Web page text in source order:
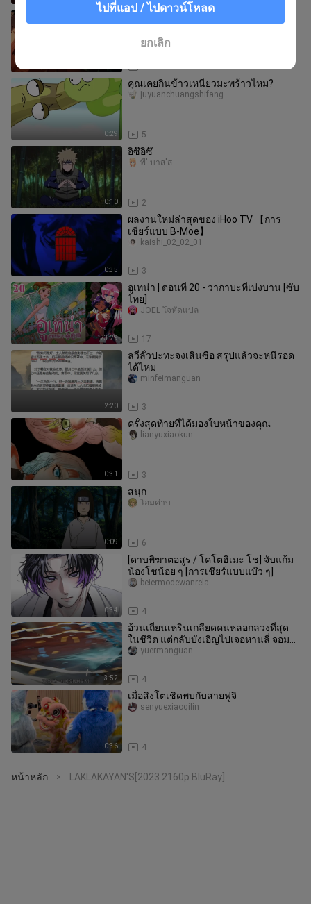
BB
Ratthachai Jaroenchai
0:29
คุณเคยกินข้าวเหนียวมะพร้าวไหม?
5
juyuanchuangshifang
0:10
อิซึอิซึ
2
พี่' บาส'ส
0:35
ผลงานใหม่ล่าสุดของ iHoo TV 【การ
เชียร์แบบ B-Moe】
3
kaishi_02_02_01
23:29
อูเทน่า | ตอนที่ 20 - วากาบะที่เบ่งบาน [ซับ
ไทย]
17
JOEL โจหัดแปล
2:20
ลวี่ลั่วปะทะจงเสินซือ สรุปแล้วจะหนีรอด
ได้ไหม
3
minfeimanguan
0:31
ครั้งสุดท้ายที่ได้มองใบหน้าของคุณ
3
lianyuxiaokun
0:09
สนุก
6
โอมค่าบ
0:34
[ดาบพิฆาตอสูร / โคโตฮิเมะ โช] จับแก้ม
น้องโชน้อย ๆ [การเชียร์แบบแบ๊ว ๆ]
4
beiermodewanrela
3:52
อ้วนเถี่ยนเหรินเกลียดคนหลอกลวงที่สุด
ในชีวิต แต่กลับบังเอิญไปเจอหานลี่ จอม
หลอกลวงตัวใหญ่เข้าให้!
4
yuermanguan
0:36
เมื่อสิงโตเชิดพบกับสายฟูจิ
4
senyuexiaoqilin
หน้าหลัก > LAKLAKAYAN'S[2023.2160p.BluRay]
ไปที่แอป / ไปดาวน์โหลด
ยกเลิก